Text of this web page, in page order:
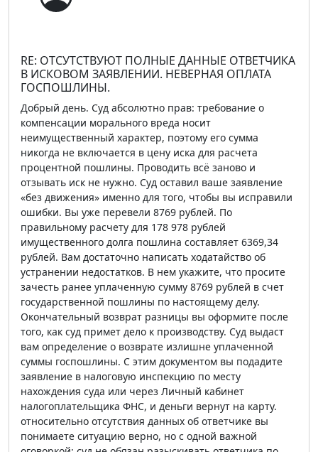
RE: ОТСУТСТВУЮТ ПОЛНЫЕ ДАННЫЕ ОТВЕТЧИКА
В ИСКОВОМ ЗАЯВЛЕНИИ. НЕВЕРНАЯ ОПЛАТА
ГОСПОШЛИНЫ.
Добрый день. Суд абсолютно прав: требование о
компенсации морального вреда носит
неимущественный характер, поэтому его сумма
никогда не включается в цену иска для расчета
процентной пошлины. Проводить всё заново и
отзывать иск не нужно. Суд оставил ваше заявление
«без движения» именно для того, чтобы вы исправили
ошибки. Вы уже перевели 8769 рублей. По
правильному расчету для 178 978 рублей
имущественного долга пошлина составляет 6369,34
рублей. Вам достаточно написать ходатайство об
устранении недостатков. В нем укажите, что просите
зачесть ранее уплаченную сумму 8769 рублей в счет
государственной пошлины по настоящему делу.
Окончательный возврат разницы вы оформите после
того, как суд примет дело к производству. Суд выдаст
вам определение о возврате излишне уплаченной
суммы госпошлины. С этим документом вы подадите
заявление в налоговую инспекцию по месту
нахождения суда или через Личный кабинет
налогоплательщика ФНС, и деньги вернут на карту.
относительно отсутствия данных об ответчике вы
понимаете ситуацию верно, но с одной важной